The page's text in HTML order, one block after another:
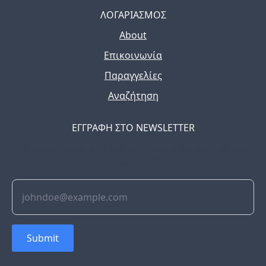
ΛΟΓΑΡΙΑΣΜΟΣ
About
Επικοινωνία
Παραγγελίες
Αναζήτηση
ΕΓΓΡΑΦΗ ΣΤΟ NEWSLETTER
Submit